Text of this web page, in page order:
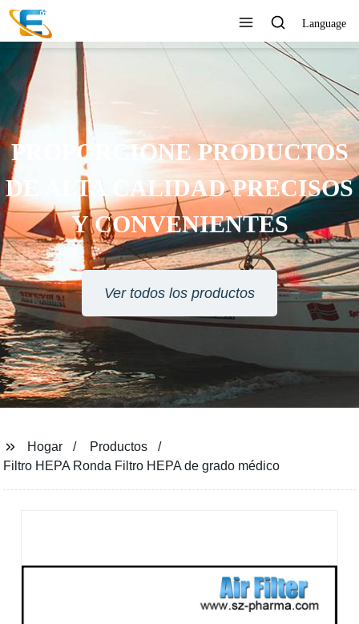
Language
SERVICIO AL CLIENTE 24
HORAS EN LÍNEA
Ver todos los productos
Hogar
Productos
Filtro HEPA Ronda Filtro HEPA de grado médico